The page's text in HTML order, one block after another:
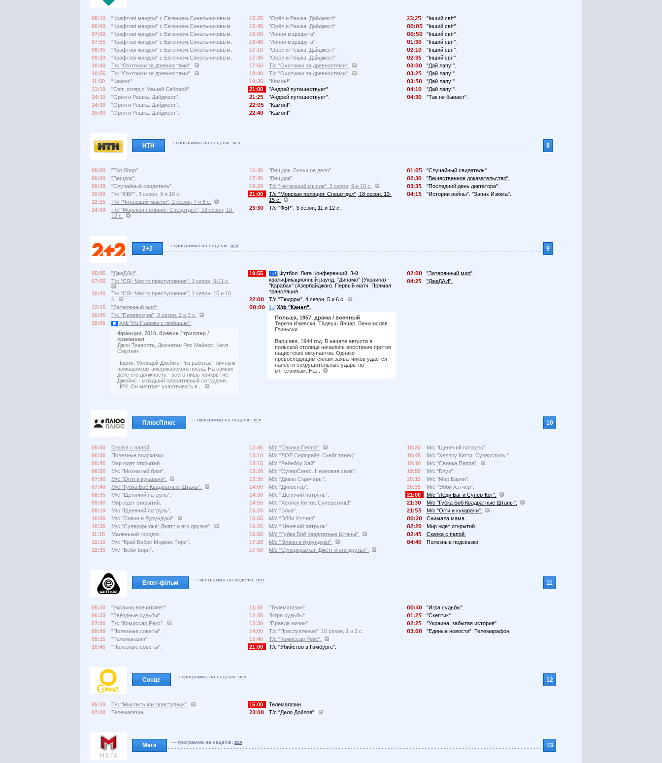
05:10
"Крафтові мандри" с Евгением Синельниковым.
06:00
"Крафтові мандри" с Евгением Синельниковым.
07:00
"Крафтові мандри" с Евгением Синельниковым.
07:55
"Крафтові мандри" с Евгением Синельниковым.
08:35
"Крафтові мандри" с Евгением Синельниковым.
09:20
"Крафтові мандри" с Евгением Синельниковым.
10:00
Т/с "Охотники за древностями".
10:55
Т/с "Охотники за древностями".
11:50
"Камон!".
13:10
"Світ_огляд с Машей Себовой".
14:10
"Орёл и Решка. Дайджест".
14:30
"Орёл и Решка. Дайджест".
15:00
"Орёл и Решка. Дайджест".
15:25
"Орёл и Решка. Дайджест".
15:45
"Орёл и Решка. Дайджест".
16:00
"Линия маршрута".
16:40
"Линия маршрута".
17:10
"Орёл и Решка. Дайджест".
17:35
"Орёл и Решка. Дайджест".
17:50
Т/с "Охотники за древностями".
18:40
Т/с "Охотники за древностями".
19:35
"Камон!".
21:00
"Андрей путешествует".
21:2
"Андрей путешествует".
22:
"Камон!".
22:4
"Камон!".
23:2
"Інший світ".
:
"Інший світ".
:
"Інший світ".
1:3
"Інший світ".
2:1
"Інший світ".
2:3
"Інший світ".
3:
"Дай лапу!".
3:2
"Дай лапу!".
3:
"Дай лапу!".
4:1
"Дай лапу!".
4:3
"Так не бывает".
НТН программа на неделю: вся 8
05:00
"Top Shop".
06:00
"Вещдок".
09:30
"Случайный свидетель".
10:50
Т/с "ФБР", 3 сезон, 9 и 10 с.
12:25
Т/с "Читающий мысли", 2 сезон, 7 и 8 с.
14:00
Т/с "Морская полиция: Спецотдел", 18 сезон, 10-
12 с.
16:30
"Вещдок. Большое дело".
17:30
"Вещдок".
19:20
Т/с "Читающий мысли", 2 сезон, 9 и 10 с.
21:00
Т/с "Морская полиция: Спецотдел", 18 сезон, 13-
15 с.
23:3
Т/с "ФБР", 3 сезон, 11 и 12 с.
1:
"Случайный свидетель".
2:3
"Вещественное доказательство".
3:3
"Последний день диктатора".
4:1
"Истории войны". "Запах Изюма".
2+2 программа на неделю: вся 9
05:05
"ДжеДАИ".
07:55
Т/с "CSI: Место преступления", 1 сезон, 9-11 с.
10:40
Т/с "CSI: Место преступления", 1 сезон, 15 и 16
с.
12:15
"Затерянный мир".
16:05
Т/с "Перевозчик", 2 сезон, 2 и 3 с.
18:05
Х/ф "Из Парижа с любовью".
Франция, 2010, боевик / триллер /
криминал
Джон Траволта, Джонатан Рис Майерс, Кася
Смутняк
Париж. Молодой Джеймс Риз работает личным
помощником американского посла. На самом
деле его должность - всего лишь прикрытие.
Джеймс - младший оперативный сотрудник
ЦРУ. Он мечтает участвовать в...
19:55
Футбол. Лига Конференций. 3-й
квалификационный раунд. "Динамо" (Украина) -
"Карабах" (Азербайджан). Первый матч. Прямая
трансляция.
22:
Т/с "Тюдоры", 4 сезон, 5 и 6 с.
:
Х/ф "Канал".
Польша, 1957, драма / военный
Тереза Ижевска, Тадеуш Янчар, Веньчислав
Глиньски
Варшава, 1944 год. В начале августа в
польской столице началось восстание против
нацистских оккупантов. Однако
превосходящим силам захватчиков удаётся
нанести сокрушительные удары по
мятежникам. На...
2:
"Затерянный мир".
4:2
"ДжеДАИ".
ПлюсПлюс программа на неделю: вся 10
05:50
Сказка с папой.
06:05
Полезные подсказки.
06:45
Мир ждет открытий.
06:50
М/с "Мохнатый блог".
07:00
М/с "Огги и кукарачи".
07:40
М/с "Губка Боб Квадратные Штаны".
08:35
М/с "Щенячий патруль".
09:00
Мир ждет открытий.
09:10
М/с "Щенячий патруль".
10:05
М/с "Элвин и бурундуки".
10:35
М/с "Суперкрылья: Джетт и его друзья".
11:15
Маленький городок.
12:15
М/с "Край Бебис Мэджик Тирс".
12:35
М/с "Беби Борн".
12:45
М/с "Свинка Пеппа".
13:10
М/с "ЛОЛ Сюрпрайз! Скейт танец".
13:15
М/с "Рейнбоу Хай".
13:20
М/с "СуперСингс. Неоновая сила".
13:30
М/с "Дикие Скричеры".
14:00
М/с "Диностер".
14:30
М/с "Щенячий патруль".
14:55
М/с "Хеллоу Китти: Суперстиль!".
15:25
М/с "Блуи".
15:55
М/с "Эбби Хэтчер".
16:25
М/с "Щенячий патруль".
16:50
М/с "Губка Боб Квадратные Штаны".
17:20
М/с "Элвин и бурундуки".
17:50
М/с "Суперкрылья: Джетт и его друзья".
18:20
М/с "Щенячий патруль".
18:45
М/с "Хеллоу Китти: Суперстиль!".
19:10
М/с "Свинка Пеппа".
19:50
М/с "Блуи".
20:15
М/с "Мир Барни".
20:35
М/с "Эбби Хэтчер".
21:00
М/с "Леди Баг и Супер-Кот".
21:3
М/с "Губка Боб Квадратные Штаны".
21:
М/с "Огги и кукарачи".
:2
Снимала мама.
2:2
Мир ждет открытий.
2:4
Сказка с папой.
4:4
Полезные подсказки.
Enter-фільм программа на неделю: вся 11
05:30
"Украина впечатляет".
06:30
"Звёздные судьбы".
07:00
Т/с "Комиссар Рекс".
09:00
"Полезные советы".
09:15
"Телемагазин".
10:45
"Полезные советы".
11:15
"Телемагазин".
12:45
"Игра судьбы".
13:30
"Правда жизни".
14:00
Т/с "Преступление", 10 сезон, 1 и 2 с.
15:40
Т/с "Комиссар Рекс".
21:00
Т/с "Убийство в Гамбурге".
:4
"Игра судьбы".
1:2
"Скептик".
2:2
"Украина: забытая история".
3:
"Единые новости". Телемарафон.
Сонце программа на неделю: вся 12
05:20
Т/с "Мыслить как преступник".
07:00
Телемагазин.
15:00
Телемагазин.
23:
Т/с "Дело Дойлов".
Мега программа на неделю: вся 13